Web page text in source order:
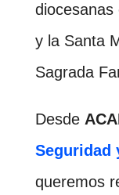
diocesanas
y la Santa
Sagrada
Desde
Seguridad
queremos